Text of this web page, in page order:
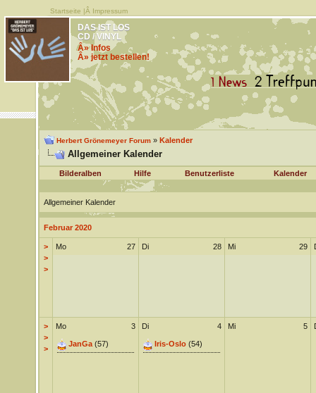
Startseite |Â Impressum
DAS IST LOS
CD / VINYL
Â» Infos
Â» jetzt bestellen!
Herbert Grönemeyer Forum» Kalender
Allgemeiner Kalender
Bilderalben Hilfe Benutzerliste Kalender
Allgemeiner Kalender
Februar 2020
>
>
>
27
Mo 28
Di 29
Mi
>
>
>
3
Mo
JanGa(57)
4
Di
Iris-Oslo(54)
5
Mi